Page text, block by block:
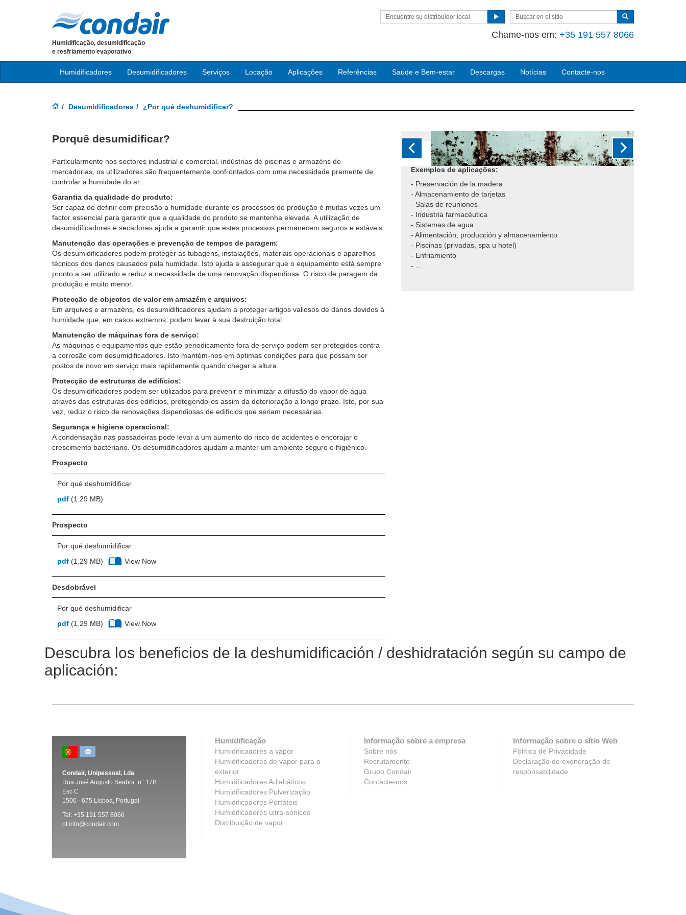
Encuentre su distribuidor local
Chame-nos em: +35 191 557 8066
Humidificação, desumidificação
e resfriamento evaporativo
Humidificadores Desumidificadores Serviços Locação Aplicações Referências Saúde e Bem-estar Descargas Notícias Contacte-nos
Desumidificadores ¿Por qué deshumidificar?
Porquê desumidificar?
Particularmente nos sectores industrial e comercial, indústrias de piscinas e armazéns de
mercadorias, os utilizadores são frequentemente confrontados com uma necessidade premente de
controlar a humidade do ar.
Garantia da qualidade do produto:
Ser capaz de definir com precisão a humidade durante os processos de produção é muitas vezes um
factor essencial para garantir que a qualidade do produto se mantenha elevada. A utilização de
desumidificadores e secadores ajuda a garantir que estes processos permanecem seguros e estáveis.
Manutenção das operações e prevenção de tempos de paragem:
Os desumidificadores podem proteger as tubagens, instalações, materiais operacionais e aparelhos
técnicos dos danos causados pela humidade. Isto ajuda a assegurar que o equipamento está sempre
pronto a ser utilizado e reduz a necessidade de uma renovação dispendiosa. O risco de paragem da
produção é muito menor.
Protecção de objectos de valor em armazém e arquivos:
Em arquivos e armazéns, os desumidificadores ajudam a proteger artigos valiosos de danos devidos à
humidade que, em casos extremos, podem levar à sua destruição total.
Manutenção de máquinas fora de serviço:
As máquinas e equipamentos que estão periodicamente fora de serviço podem ser protegidos contra
a corrosão com desumidificadores. Isto mantém-nos em óptimas condições para que possam ser
postos de novo em serviço mais rapidamente quando chegar a altura.
Protecção de estruturas de edifícios:
Os desumidificadores podem ser utilizados para prevenir e minimizar a difusão do vapor de água
através das estruturas dos edifícios, protegendo-os assim da deterioração a longo prazo. Isto, por sua
vez, reduz o risco de renovações dispendiosas de edifícios que seriam necessárias.
Segurança e higiene operacional:
A condensação nas passadeiras pode levar a um aumento do risco de acidentes e encorajar o
crescimento bacteriano. Os desumidificadores ajudam a manter um ambiente seguro e higiénico.
Prospecto
Por qué deshumidificar
pdf (1.29 MB)
Prospecto
Por qué deshumidificar
pdf (1.29 MB) View Now
Desdobrável
Por qué deshumidificar
pdf (1.29 MB) View Now
Previous Next
Descubra los beneficios de la deshumidificación / deshidratación según su campo de
aplicación:
Condair, Unipessoal, Lda
Rua José Augusto Seabra. n° 17B
Esc C
1500 - 675 Lisboa, Portugal
Tel: +35 191 557 8066
pt.info@condair.com
Humidificação
Humidificadores a vapor
Humidificadores de vapor para o
exterior
Humidificadores Adiabáticos
Humidificadores Pulverização
Humidificadores Portáteis
Humidificadores ultra-sónicos
Distribuição de vapor
Informação sobre a empresa
Sobre nós
Recrutamento
Grupo Condair
Contacte-nos
Informação sobre o sítio Web
Política de Privacidade
Declaração de exoneração de
responsabilidade